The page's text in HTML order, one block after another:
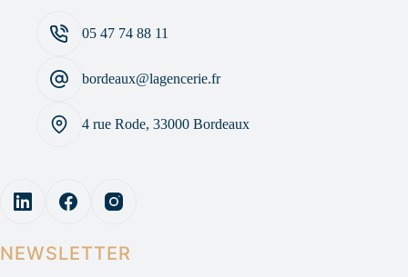
05 47 74 88 11
bordeaux@lagencerie.fr
4 rue Rode, 33000 Bordeaux
NEWSLETTER